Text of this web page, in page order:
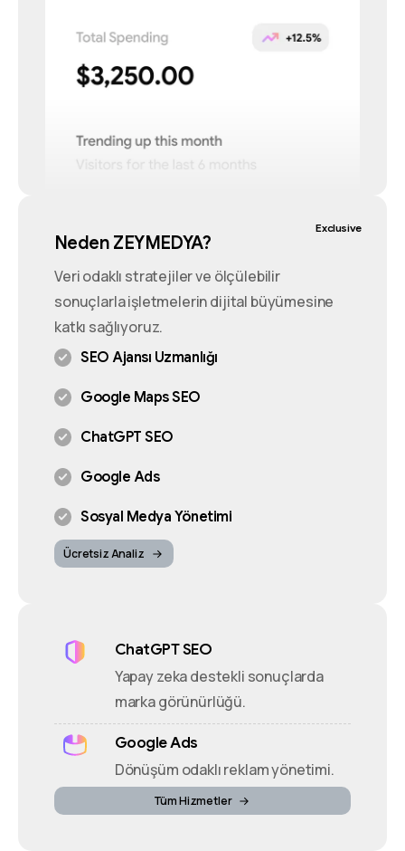
Neden ZEYMEDYA?
Veri odaklı stratejiler ve ölçülebilir
sonuçlarla işletmelerin dijital büyümesine
katkı sağlıyoruz.
SEO Ajansı Uzmanlığı
Google Maps SEO
ChatGPT SEO
Google Ads
Sosyal Medya Yönetimi
Ücretsiz Analiz
Exclusive
ChatGPT SEO
Yapay zeka destekli sonuçlarda
marka görünürlüğü.
Google Ads
Dönüşüm odaklı reklam yönetimi.
Tüm Hizmetler